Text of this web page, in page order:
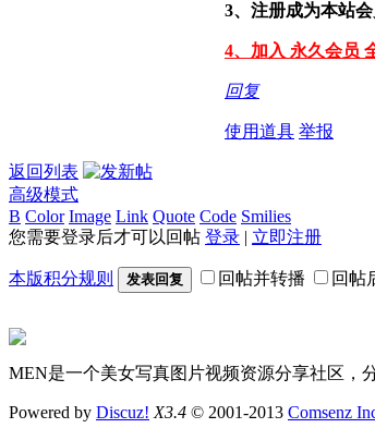
3、注册成为本站
4、加入 永久会员
回复
使用道具 举报
返回列表
高级模式
B Color Image Link Quote Code Smilies
您需要登录后才可以回帖 登录 | 立即注册
本版积分规则 发表回复 回帖并转播 回帖
MEN是一个美女写真图片视频资源分享社区，
Powered by Discuz! X3.4 © 2001-2013 Comsenz